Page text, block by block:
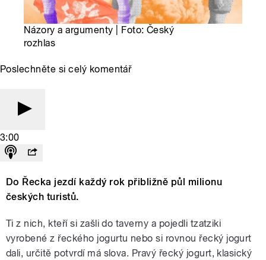
Názory a argumenty | Foto: Český
rozhlas
Poslechněte si celý komentář
3:00
Do Řecka jezdí každý rok přibližně půl milionu
českých turistů.
Ti z nich, kteří si zašli do taverny a pojedli tzatziki
vyrobené z řeckého jogurtu nebo si rovnou řecký jogurt
dali, určitě potvrdí má slova. Pravý řecký jogurt, klasický